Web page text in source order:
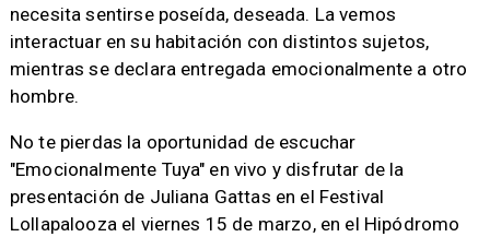
necesita sentirse poseída, deseada. La vemos
interactuar en su habitación con distintos sujetos,
mientras se declara entregada emocionalmente a otro
hombre.
No te pierdas la oportunidad de escuchar
"Emocionalmente Tuya" en vivo y disfrutar de la
presentación de Juliana Gattas en el Festival
Lollapalooza el viernes 15 de marzo, en el Hipódromo